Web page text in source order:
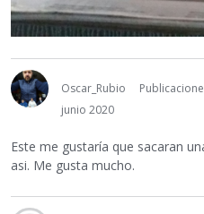
Oscar_Rubio
junio 2020
Este me gustaría que sacaran
asi. Me gusta mucho.